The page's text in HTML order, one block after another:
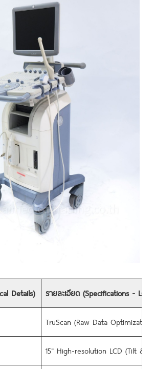
Details) รายละเอียด (Specifications -
TruScan (Raw Data Optimization)
15" High-resolution LCD (Tilt &